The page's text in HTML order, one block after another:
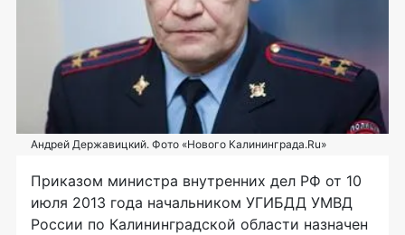
Андрей Державицкий. Фото «Нового Калининграда.Ru»
Приказом министра внутренних дел РФ от 10
июля 2013 года начальником УГИБДД УМВД
России по Калининградской области назначен